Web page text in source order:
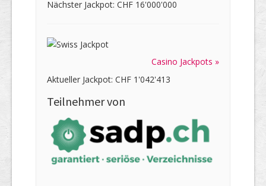
Nächster Jackpot: CHF 16'000'000
Casino Jackpots »
Aktueller Jackpot: CHF 1'042'413
Teilnehmer von